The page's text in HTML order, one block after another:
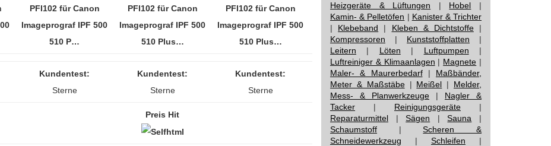
PFI102 für Canon
Imageprograf IPF 500
510 P…
PFI102 für Canon
Imageprograf IPF 500
510 Plus…
PFI102 für Canon
Imageprograf IPF 500
510 Plus…
Kundentest:
Sterne
Kundentest:
Sterne
Kundentest:
Sterne
Preis Hit
Heizgeräte & Lüftungen | Hobel |
Kamin- & Pelletöfen | Kanister & Trichter
| Klebeband | Kleben & Dichtstoffe|
Kompressoren | Kunststoffplatten |
Leitern | Löten | Luftpumpen |
Luftreiniger & Klimaanlagen | Magnete |
Maler- & Maurerbedarf| Maßbänder,
Meter & Maßstäbe| Meißel | Melder,
Mess- & Planwerkzeuge | Nagler &
Tacker | Reinigungsgeräte |
Reparaturmittel |Sägen |Sauna |
Schaumstoff |Scheren &
Schneidewerkzeug | Schleifen |